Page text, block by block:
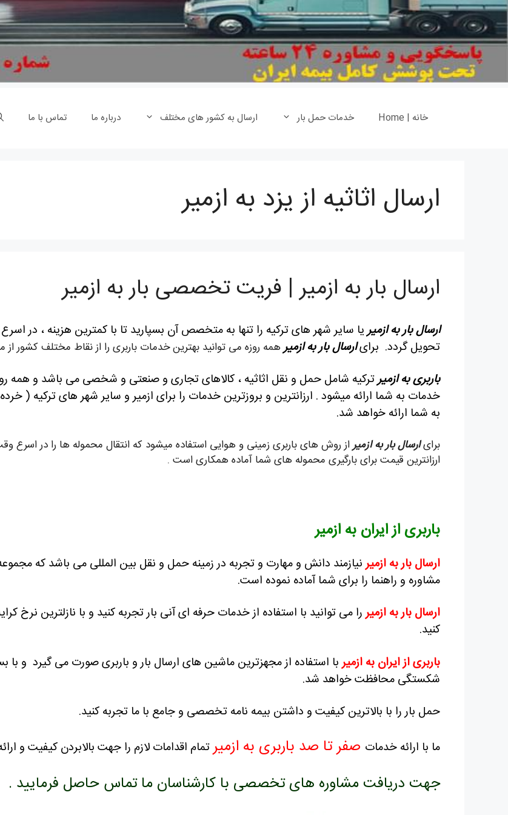
خانه | Home خدمات حمل بار ارسال به کشور های مختلف درباره ما تماس با ما
ارسال اثاثیه از یزد به ازمیر
ارسال بار به ازمیر | فریت تخصصی بار به ازمیر
ارسال بار به ازمیریا سایر شهر های ترکیه را تنها به متخصص آن بسپارید تا با کمترین هزینه ، در
تحویل گردد. برایارسال بار به ازمیر همه روزه می توانید بهترین خدمات باربری را از نقاط مختلف کشور از
باربری به ازمیرترکیه شامل حمل و نقل اثاثیه ، کالاهای تجاری و صنعتی و شخصی می باشد و همه
خدمات به شما ارائه میشود . ارزانترین و بروزترین خدمات را برای ازمیر و سایر شهر های ترکیه (
به شما ارائه خواهد شد.
برایارسال بار به ازمیراز روش های باربری زمینی و هوایی استفاده میشود که انتقال محموله ها را در اسرع
ارزانترین قیمت برای بارگیری محموله های شما آماده همکاری است .
باربری از ایران به ازمیر
ارسال بار به ازمیرنیازمند دانش و مهارت و تجربه در زمینه حمل و نقل بین المللی می باشد که
مشاوره و راهنما را برای شما آماده نموده است.
ارسال بار به ازمیر را می توانید با استفاده از خدمات حرفه ای آنی بار تجربه کنید و با نازلترین نرخ
کنید.
باربری از ایران به ازمیر با استفاده از مجهزترین ماشین های ارسال بار و باربری صورت می گیرد و
شکستگی محافظت خواهد شد.
حمل بار را با بالاترین کیفیت و داشتن بیمه نامه تخصصی و جامع با ما تجربه کنید.
ما با ارائه خدمات صفر تا صد باربری به ازمیرتمام اقدامات لازم را جهت بالابردن کیفیت و
جهت دریافت مشاوره های تخصصی با کارشناسان ما تماس حاصل فرمایید .